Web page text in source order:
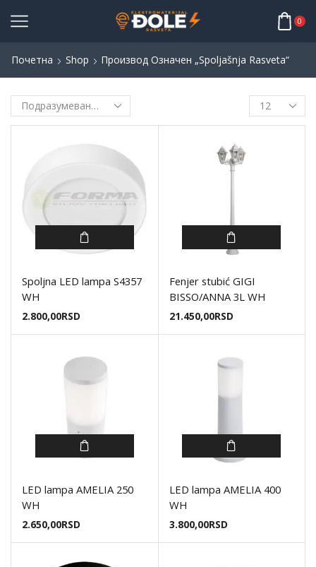
0
Почетна Shop Производ Oзначен „spoljašnja Rasveta“
Spoljna LED lampa S4357
WH
2.800,00RSD
Fenjer stubić GIGI
BISSO/ANNA 3L WH
21.450,00RSD
LED lampa AMELIA 250
WH
2.650,00RSD
LED lampa AMELIA 400
WH
3.800,00RSD